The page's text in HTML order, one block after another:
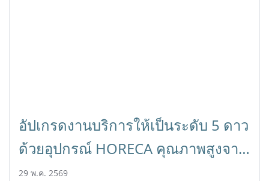
อัปเกรดงานบริการให้เป็นระดับ 5 ดาว
ด้วยอุปกรณ์ HORECA คุณภาพสูงจาก
Horecat
29 พ.ค. 2569